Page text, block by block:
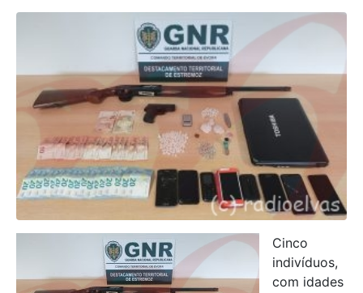
Cinco
indivíduos,
com idades